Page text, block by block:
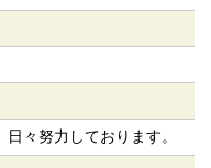
々努力しております。